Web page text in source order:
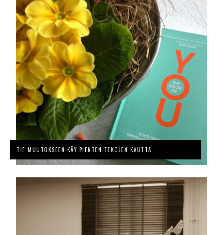
TIE MUUTOKSEEN KÄY PIENTEN TEKOJEN KAUTTA